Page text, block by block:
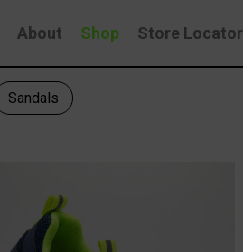
About Shop Store Locator
Sandals